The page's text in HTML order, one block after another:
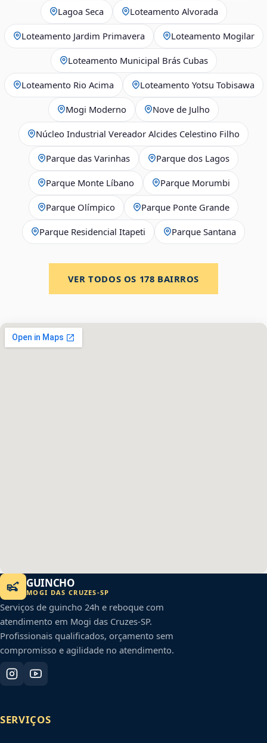
Lagoa Seca Loteamento Alvorada
Loteamento Jardim Primavera Loteamento Mogilar
Loteamento Municipal Brás Cubas
Loteamento Rio Acima Loteamento Yotsu Tobisawa
Mogi Moderno Nove de Julho
Núcleo Industrial Vereador Alcides Celestino Filho
Parque das Varinhas Parque dos Lagos
Parque Monte Líbano Parque Morumbi
Parque Olímpico Parque Ponte Grande
Parque Residencial Itapeti Parque Santana
VER TODOS OS 178 BAIRROS
GUINCHO
MOGI DAS CRUZES-SP
Serviços de guincho 24h e reboque com
atendimento em Mogi das Cruzes-SP.
Profissionais qualificados, orçamento sem
compromisso e agilidade no atendimento.
SERVIÇOS